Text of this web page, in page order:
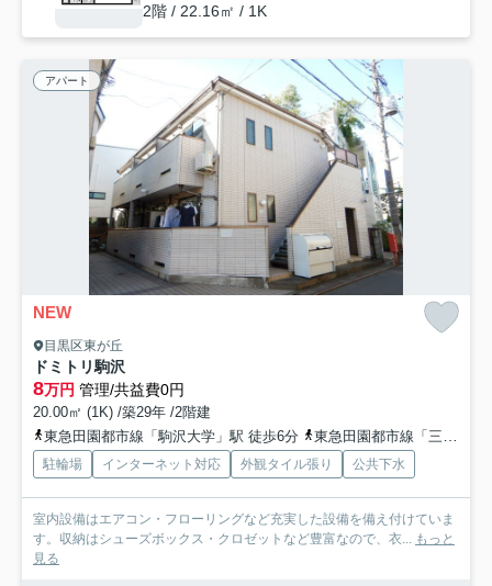
2階 / 22.16㎡ / 1K
アパート
NEW
目黒区東が丘
ドミトリ駒沢
8万円 管理/共益費0円
20.00㎡ (1K) /築29年 /2階建
東急田園都市線「駒沢大学」駅 徒歩6分
東急田園都市線「三軒茶屋」駅 徒歩22分
駐輪場 インターネット対応 外観タイル張り 公共下水
室内設備はエアコン・フローリングなど充実した設備を備え付けていま
す。収納はシューズボックス・クロゼットなど豊富なので、衣... もっと
見る